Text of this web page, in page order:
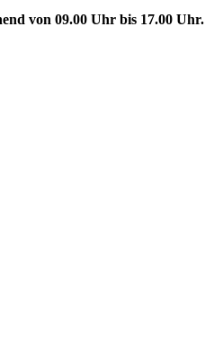
von 09.00 Uhr bis 17.00 Uhr.